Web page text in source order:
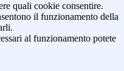
quali cookie consentire.
il funzionamento della
al funzionamento potete